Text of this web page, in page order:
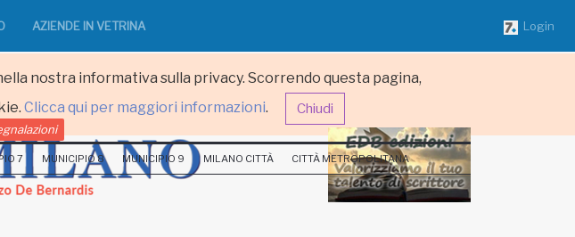
nostra informativa sulla privacy. Scorrendo questa pagina,
Clicca qui per maggiori informazioni. Chiudi
AZIENDE IN VETRINA Login
7 MUNICIPIO 8 MUNICIPIO 9 MILANO CITTÀ CITTÀ METROPOLITANA